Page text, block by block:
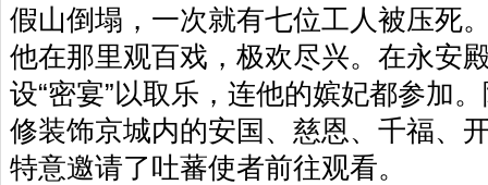
假山倒塌，一次就有七位工人被压死
他在那里观百戏，极欢尽兴。在永安
设“密宴”以取乐，连他的嫔妃都参加
修装饰京城内的安国、慈恩、千福、
特意邀请了吐蕃使者前往观看。